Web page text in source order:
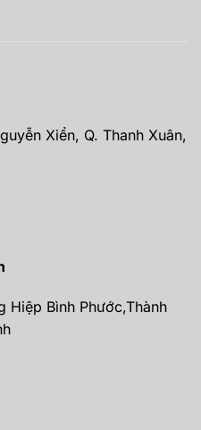
Xiển, Q. Thanh Xuân,
Hiệp Bình Phước,Thành